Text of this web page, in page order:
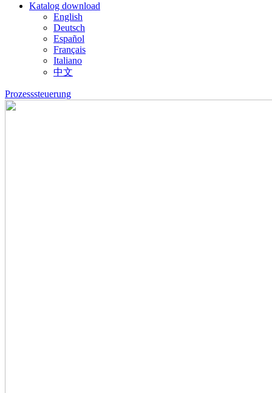
Katalog download
English
Deutsch
Español
Français
Italiano
中文
Prozesssteuerung